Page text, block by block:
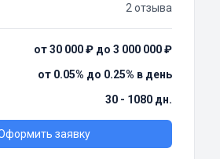
2 отзыва
от 30 000 ₽ до 3 000 000 ₽
от 0.05% до 0.25% в день
30 - 1080 дн.
заявку